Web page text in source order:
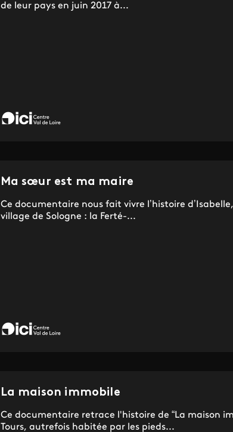
de leur pays en juin 2017 à...
Ma sœur est ma maire
Ce documentaire nous fait vivre l’histoire
village de Sologne : la Ferté-...
La maison immobile
Ce documentaire retrace l'histoire de “La maison
Tours, autrefois habitée par les pieds...